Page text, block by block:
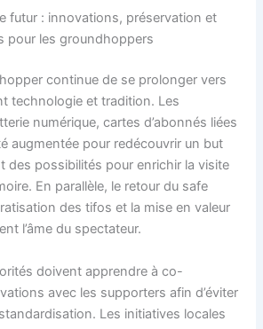
futur : innovations, préservation et
pour les groundhoppers
continue de se prolonger vers
technologie et tradition. Les
numérique, cartes d’abonnés liées
augmentée pour redécouvrir un but
possibilités pour enrichir la visite
En parallèle, le retour du safe
des tifos et la mise en valeur
l’âme du spectateur.
doivent apprendre à co-
avec les supporters afin d’éviter
Les initiatives locales